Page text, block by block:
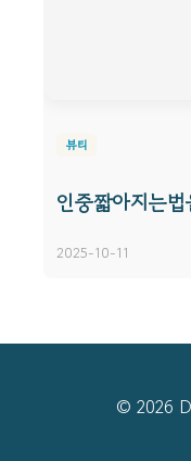
뷰티
인중짧아지는
2025-10-11
© 2026